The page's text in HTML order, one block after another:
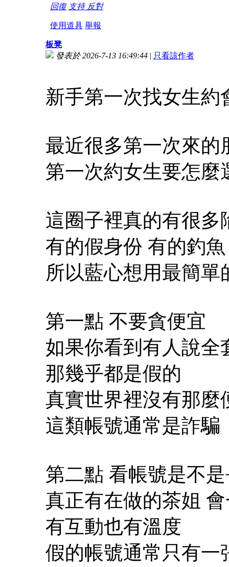
回復 支持 反對
使用道具 舉報
板凳
發表於 2026-7-13 16:49:44 | 只看該作者
新手第一次找女生約
最近很多第一次來的
第一次約女生要怎麼
這圈子裡真的有很多
有的假身份 有的釣
所以藍心想用最簡
第一點 不要貪便宜
如果你看到有人說全
那幾乎都是假的
真實世界裡沒有那麼
這類帳號通常是詐騙
第二點 看帳號是不
真正有在做的茶姐
有互動也有溫度
假的帳號通常只有一